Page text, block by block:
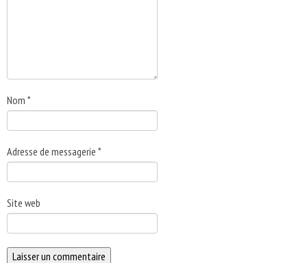
Nom *
Adresse de messagerie *
Site web